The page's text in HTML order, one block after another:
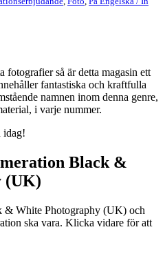
fotografier så är detta magasin ett
fantastiska och kraftfulla
namnen inom denna genre,
i varje nummer.
idag!
Black &
(UK)
& White Photography (UK) och
ska vara. Klicka vidare för att